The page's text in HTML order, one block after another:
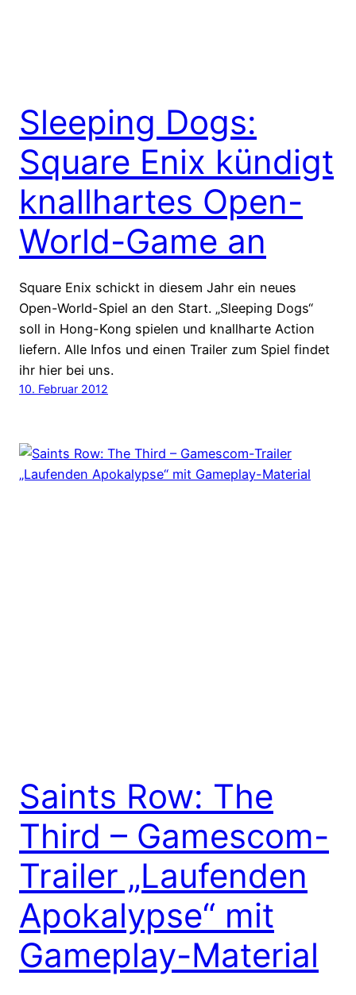
Sleeping Dogs:
Square Enix kündigt
knallhartes Open-
World-Game an
Square Enix schickt in diesem Jahr ein neues
Open-World-Spiel an den Start. „Sleeping Dogs“
soll in Hong-Kong spielen und knallharte Action
liefern. Alle Infos und einen Trailer zum Spiel findet
ihr hier bei uns.
10. Februar 2012
Saints Row: The
Third – Gamescom-
Trailer „Laufenden
Apokalypse“ mit
Gameplay-Material